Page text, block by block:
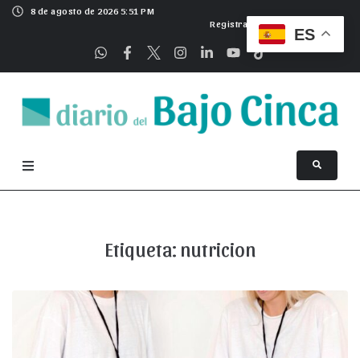
8 de agosto de 2026 5:51 PM
Registrarse
Etiqueta: nutricion
ES